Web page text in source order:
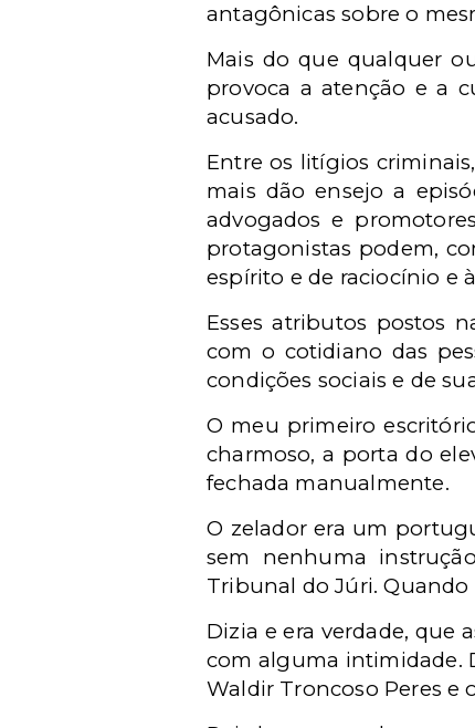
antagônicas sobre o
Mais do que qualquer
provoca a atenção e a
acusado.
Entre os litígios
mais dão ensejo a
advogados e
protagonistas podem,
espírito e de raciocínio e
Esses atributos postos
com o cotidiano das
condições sociais e de
O meu primeiro
charmoso, a porta do
fechada manualmente.
O zelador era um
sem nenhuma
Tribunal do Júri. Quando
Dizia e era verdade, que
com alguma intimidade.
Waldir Troncoso Peres e